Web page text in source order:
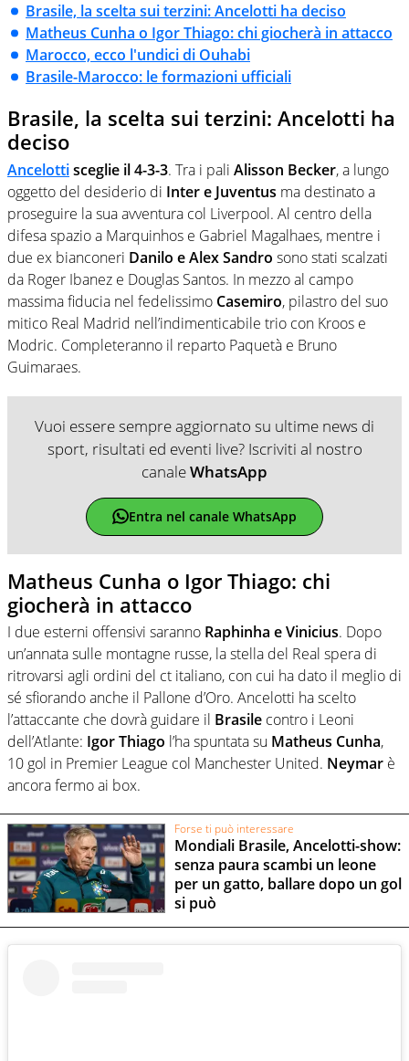
Brasile, la scelta sui terzini: Ancelotti ha deciso
Matheus Cunha o Igor Thiago: chi giocherà in attacco
Marocco, ecco l'undici di Ouhabi
Brasile-Marocco: le formazioni ufficiali
Brasile, la scelta sui terzini: Ancelotti ha
deciso
Ancelottisceglie il 4-3-3. Tra i pali Alisson Becker, a lungo
oggetto del desiderio di Inter e Juventus ma destinato a
proseguire la sua avventura col Liverpool. Al centro della
difesa spazio a Marquinhos e Gabriel Magalhaes, mentre i
due ex bianconeri Danilo e Alex Sandro sono stati scalzati
da Roger Ibanez e Douglas Santos. In mezzo al campo
massima fiducia nel fedelissimo Casemiro, pilastro del suo
mitico Real Madrid nell’indimenticabile trio con Kroos e
Modric. Completeranno il reparto Paquetà e Bruno
Guimaraes.
Vuoi essere sempre aggiornato su ultime news di
sport, risultati ed eventi live? Iscriviti al nostro
canaleWhatsApp
Entra nel canale WhatsApp
Matheus Cunha o Igor Thiago: chi
giocherà in attacco
I due esterni offensivi saranno Raphinha e Vinicius. Dopo
un’annata sulle montagne russe, la stella del Real spera di
ritrovarsi agli ordini del ct italiano, con cui ha dato il meglio di
sé sfiorando anche il Pallone d’Oro. Ancelotti ha scelto
l’attaccante che dovrà guidare il Brasile contro i Leoni
dell’Atlante: Igor Thiago l’ha spuntata su Matheus Cunha,
10 gol in Premier League col Manchester United. Neymar è
ancora fermo ai box.
Forse ti può interessare
Mondiali Brasile, Ancelotti-show:
senza paura scambi un leone
per un gatto, ballare dopo un gol
si può